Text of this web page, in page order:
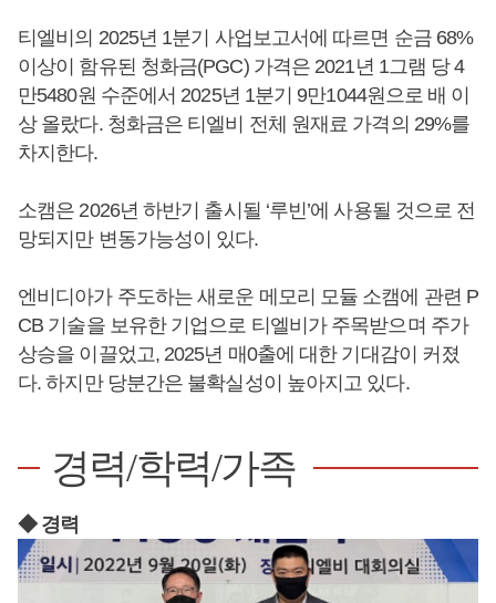
티엘비의 2025년 1분기 사업보고서에 따르면 순금 68%
이상이 함유된 청화금(PGC) 가격은 2021년 1그램 당 4
만5480원 수준에서 2025년 1분기 9만1044원으로 배 이
상 올랐다. 청화금은 티엘비 전체 원재료 가격의 29%를
차지한다.
소캠은 2026년 하반기 출시될 ‘루빈’에 사용될 것으로 전
망되지만 변동가능성이 있다.
엔비디아가 주도하는 새로운 메모리 모듈 소캠에 관련 P
CB 기술을 보유한 기업으로 티엘비가 주목받으며 주가
상승을 이끌었고, 2025년 매0출에 대한 기대감이 커졌
다. 하지만 당분간은 불확실성이 높아지고 있다.
경력/학력/가족
◆ 경력